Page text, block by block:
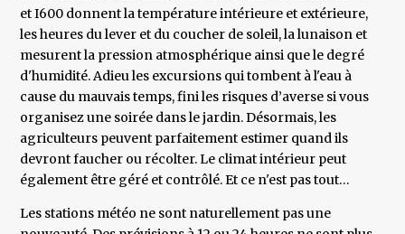
et I600 donnent la température intérieure et extérieure,
les heures du lever et du coucher de soleil, la lunaison et
mesurent la pression atmosphérique ainsi que le degré
d'humidité. Adieu les excursions qui tombent à l'eau à
cause du mauvais temps, fini les risques d’averse si vous
organisez une soirée dans le jardin. Désormais, les
agriculteurs peuvent parfaitement estimer quand ils
devront faucher ou récolter. Le climat intérieur peut
également être géré et contrôlé. Et ce n'est pas tout…
Les stations météo ne sont naturellement pas une